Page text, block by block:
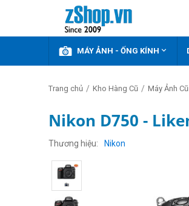
KHUYẾN MÃI
MÁY ẢNH - ỐNG KÍNH 
Trang chủ / Kho Hàng Cũ / Máy Ảnh Cũ
Nikon D750 -
Thương hiệu Nikon